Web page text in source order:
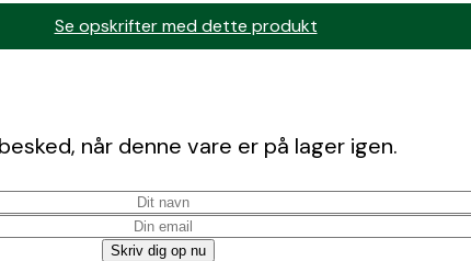
Se opskrifter med dette produkt
når denne vare er på lager igen.
Skriv dig op nu